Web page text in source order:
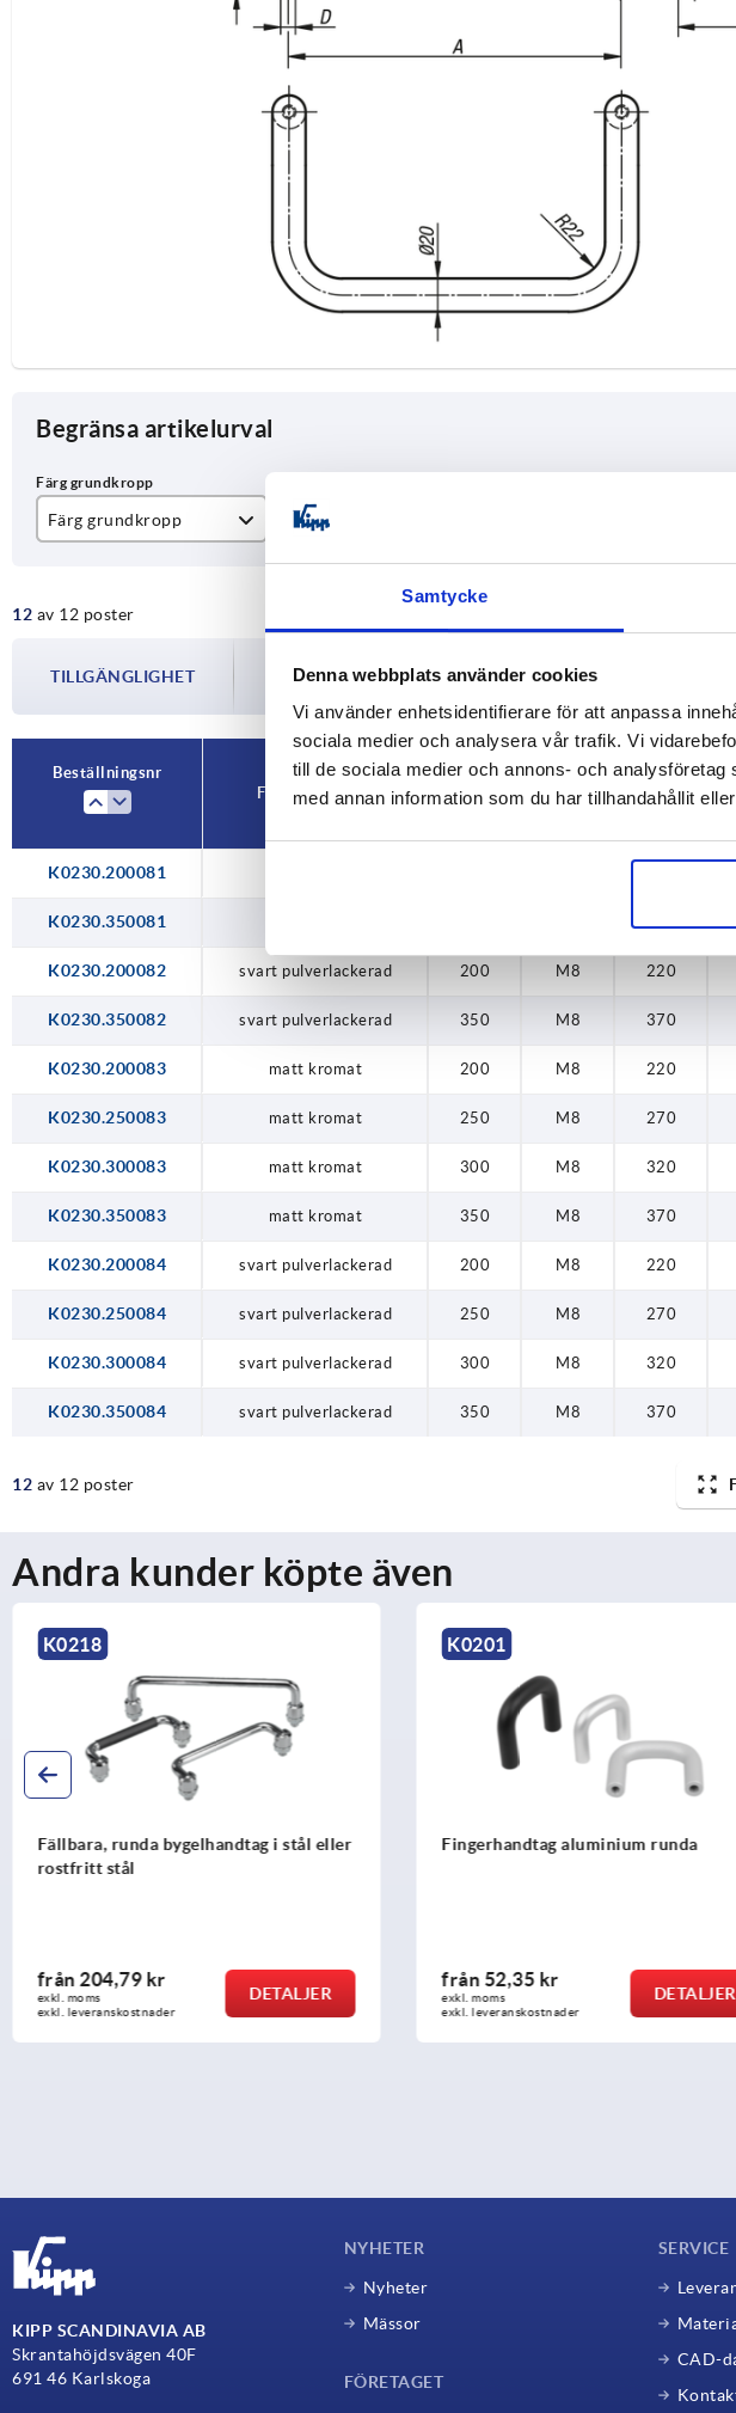
Samtycke
Denna webbplats använder cookies
Vi använder enhetsidentifierare för att anpassa
sociala medier och analysera vår trafik. Vi
till de sociala medier och annons- och
med annan information som du har tillhandahållit
Begränsa artikelurval
Färg grundkropp
svart pulverlackerad
200
300
350
M8
12 av 12 poster
TILLGÄNGLIGHET
informeras om det bekräftade avsändningsdatumet i det sista steget
Beställningsnr
Färg grundkropp
A D L
K0230.200081
K0230.350081
K0230.200082 svart pulverlackerad 200 M8 220
K0230.350082 svart pulverlackerad 350 M8 370
K0230.200083 matt kromat 200 M8 220
K0230.250083 matt kromat 250 M8 270
K0230.300083 matt kromat 300 M8 320
K0230.350083 matt kromat 350 M8 370
K0230.200084 svart pulverlackerad 200 M8 220
K0230.250084 svart pulverlackerad 250 M8 270
K0230.300084 svart pulverlackerad 300 M8 320
K0230.350084 svart pulverlackerad 350 M8 370
12 av 12 poster
Andra kunder köpte även
K0218
Fällbara, runda bygelhandtag i stål eller
rostfritt stål
från 204,79 kr
exkl. moms
exkl. leveranskostnader
DETALJER
K0201
Fingerhandtag aluminium runda
från 52,35 kr
exkl. moms
exkl. leveranskostnader
DETALJER
KIPP SCANDINAVIA AB
Skrantahöjdsvägen 40F
691 46 Karlskoga
NYHETER
Nyheter
Mässor
FÖRETAGET
SERVICE
CAD-